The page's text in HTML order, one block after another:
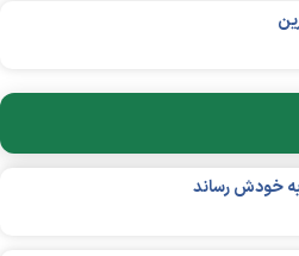
خودش رساند